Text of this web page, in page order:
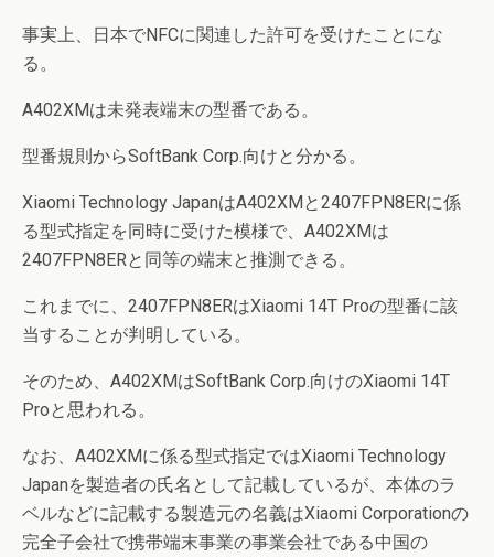
事実上、日本でNFCに関連した許可を受けたことにな
る。
A402XMは未発表端末の型番である。
型番規則からSoftBank Corp.向けと分かる。
Xiaomi Technology JapanはA402XMと2407FPN8ERに係
る型式指定を同時に受けた模様で、A402XMは
2407FPN8ERと同等の端末と推測できる。
これまでに、2407FPN8ERはXiaomi 14T Proの型番に該
当することが判明している。
そのため、A402XMはSoftBank Corp.向けのXiaomi 14T
Proと思われる。
なお、A402XMに係る型式指定ではXiaomi Technology
Japanを製造者の氏名として記載しているが、本体のラ
ベルなどに記載する製造元の名義はXiaomi Corporationの
完全子会社で携帯端末事業の事業会社である中国の